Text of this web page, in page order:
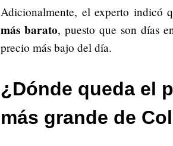
Adicionalmente, el experto indicó
más barato, puesto que son días
precio más bajo del día.
¿Dónde queda el
más grande de